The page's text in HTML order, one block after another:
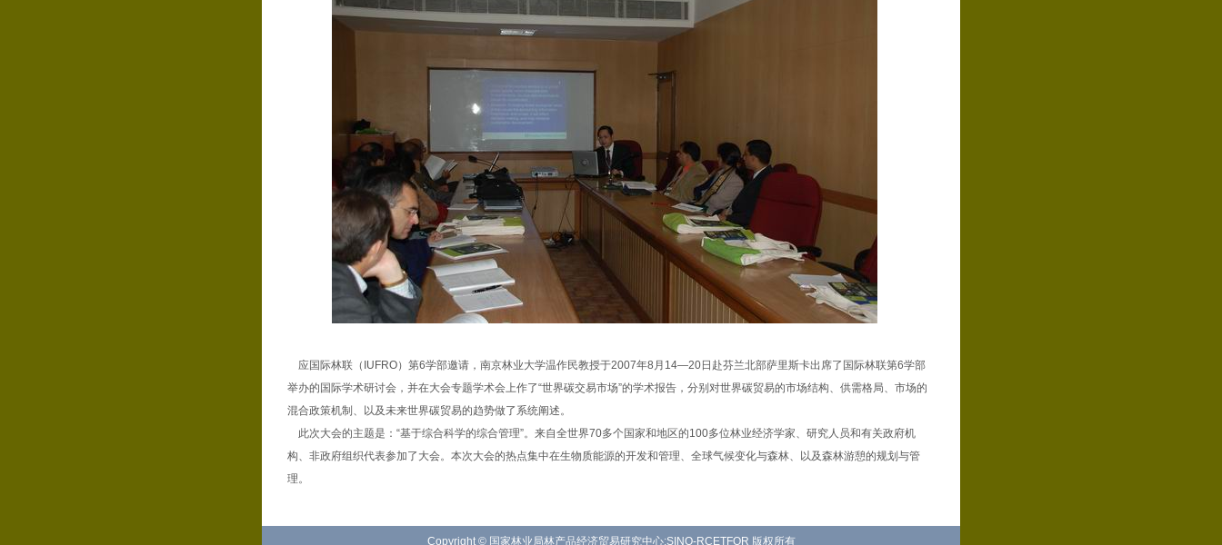
应国际林联（IUFRO）第6学部邀请，南京林业大学温作民教授于2007年8月14—20日赴芬兰北部萨里斯卡出席了国际林联第6学部
举办的国际学术研讨会，并在大会专题学术会上作了“世界碳交易市场”的学术报告，分别对世界碳贸易的市场结构、供需格局、市场的
混合政策机制、以及未来世界碳贸易的趋势做了系统阐述。
此次大会的主题是：“基于综合科学的综合管理”。来自全世界70多个国家和地区的100多位林业经济学家、研究人员和有关政府机
构、非政府组织代表参加了大会。本次大会的热点集中在生物质能源的开发和管理、全球气候变化与森林、以及森林游憩的规划与管
理。
Copyright © 国家林业局林产品经济贸易研究中心:SINO-RCETFOR 版权所有